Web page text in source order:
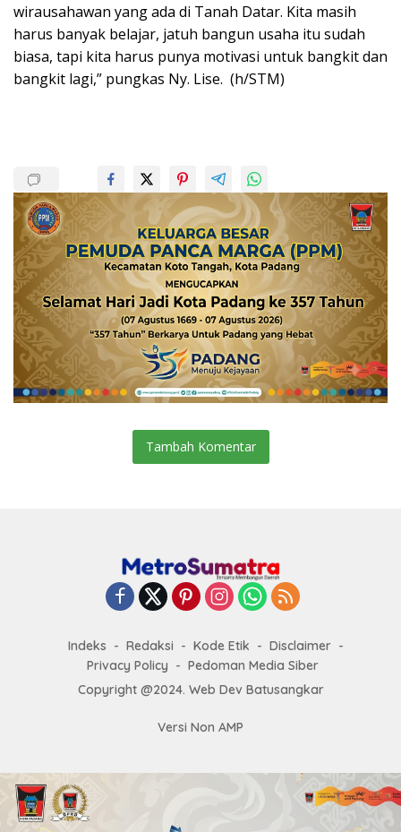
wirausahawan yang ada di Tanah Datar. Kita masih
harus banyak belajar, jatuh bangun usaha itu sudah
biasa, tapi kita harus punya motivasi untuk bangkit dan
bangkit lagi,” pungkas Ny. Lise. (h/STM)
Tambah Komentar
Indeks Redaksi Kode Etik
Disclaimer
Privacy Policy
Pedoman Media Siber
Copyright @2024. Web Dev Batusangkar
Versi Non AMP